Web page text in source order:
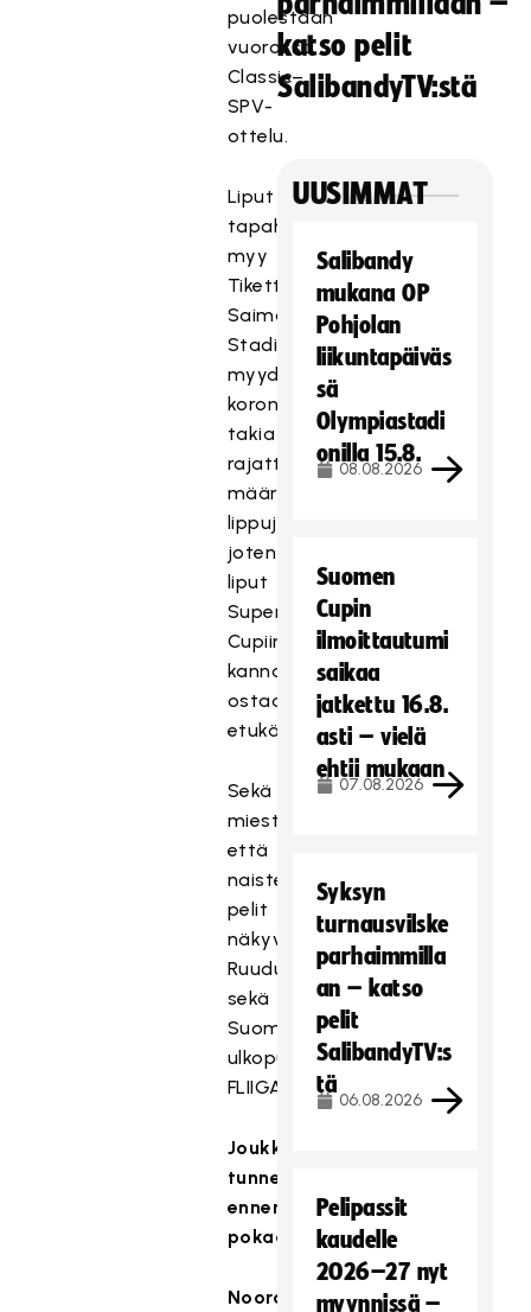
puolestaan
vuorossa
Classic–
SPV-
ottelu.
Liput
tapahtumaan
myy
Tiketti.fi.
Saimaa
Stadiumille
myydään
koronatilanteen
takia
rajattu
määrä
lippuja,
joten
liput
Super
Cupiin
kannattaa
ostaa
etukäteen.
Sekä
miesten
että
naisten
pelit
näkyvät
Ruudusta
sekä
Suomen
ulkopuolella
FLIIGATV:stä.
Joukkueiden
tunnelmat
ennen
pokaaliottelua:
Noora
katso pelit
SalibandyTV:stä
UUSIMMAT
Salibandy
mukana OP
Pohjolan
liikuntapäiväs
sä
Olympiastadi
onilla 15.8.
08.08.2026
Suomen
Cupin
ilmoittautumi
saikaa
jatkettu 16.8.
asti – vielä
ehtii mukaan
07.08.2026
Syksyn
turnausvilske
parhaimmilla
an – katso
pelit
SalibandyTV:s
tä
06.08.2026
Pelipassit
kaudelle
2026–27 nyt
myynnissä –